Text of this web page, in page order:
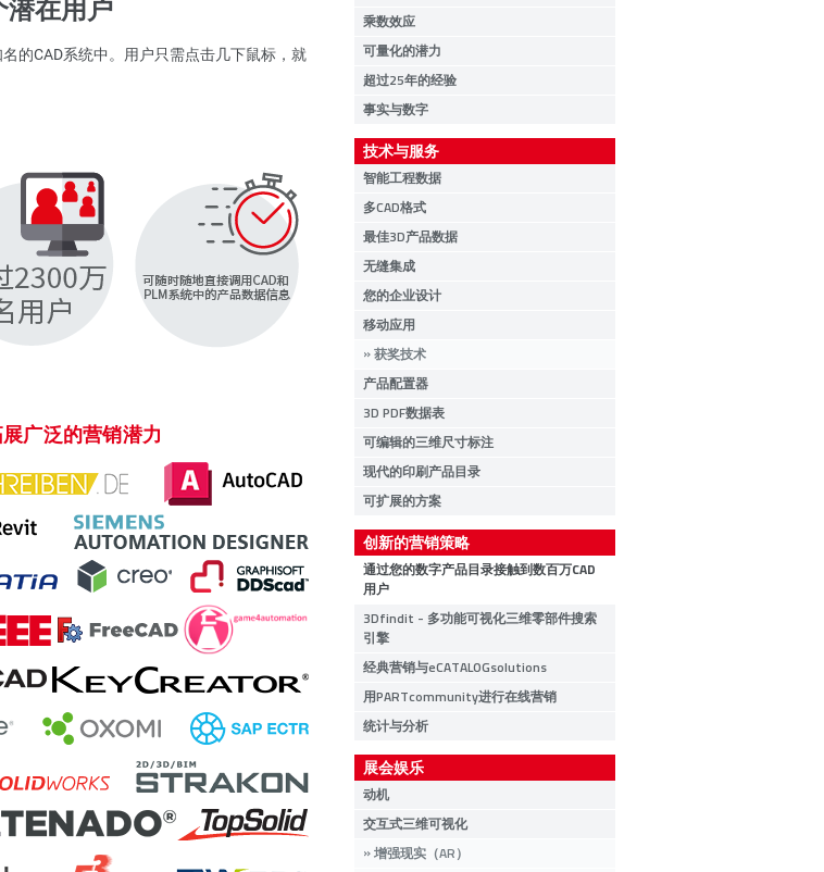
潜在用户
的CAD系统中。用户只需点击几下鼠标，就
广泛的营销潜力
乘数效应
可量化的潜力
超过25年的经验
事实与数字
技术与服务
智能工程数据
多CAD格式
最佳3D产品数据
无缝集成
您的企业设计
移动应用
获奖技术
产品配置器
3D PDF数据表
可编辑的三维尺寸标注
现代的印刷产品目录
可扩展的方案
创新的营销策略
通过您的数字产品目录接触到数百万CAD
用户
3Dfindit - 多功能可视化三维零部件搜索
引擎
经典营销与eCATALOGsolutions
用PARTcommunity进行在线营销
统计与分析
展会娱乐
动机
交互式三维可视化
增强现实（AR）